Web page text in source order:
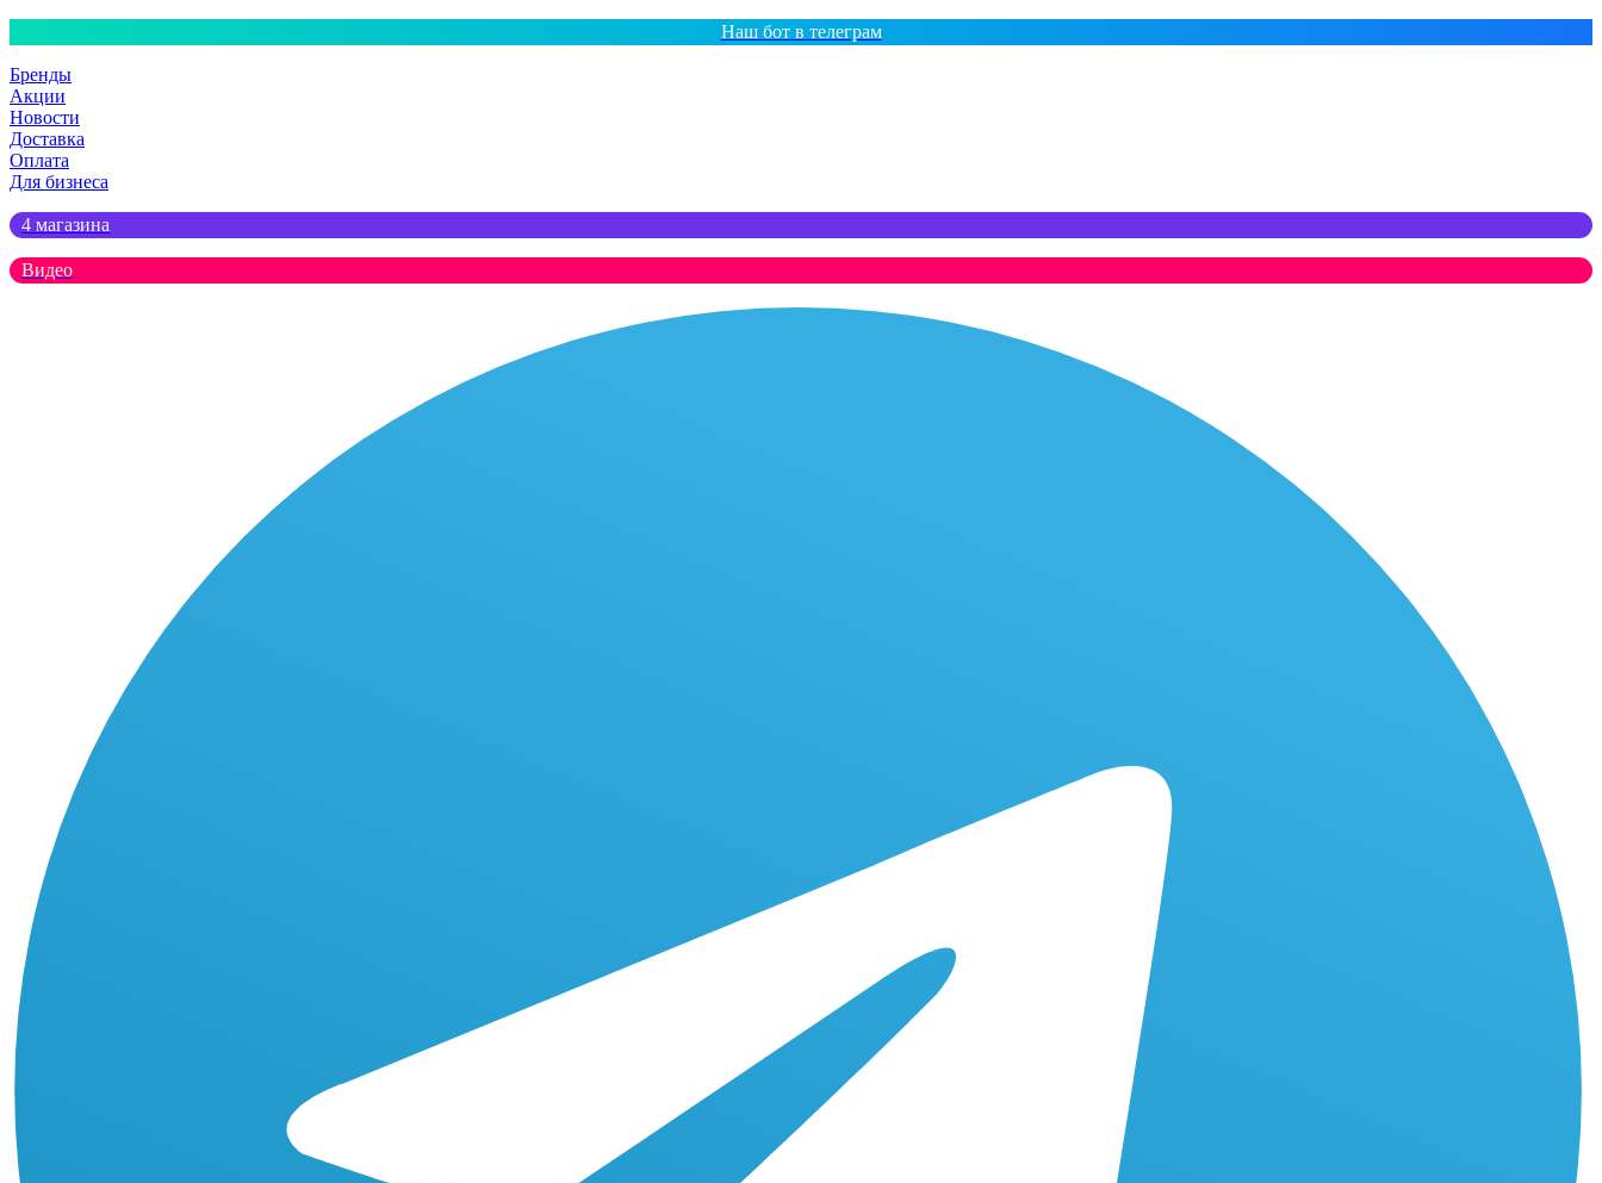
Наш бот в телеграм
Бренды
Акции
Новости
Доставка
Оплата
Для бизнеса
4 магазина
Видео